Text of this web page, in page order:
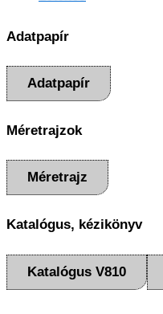
Adatpapír
Adatpapír
Méretrajzok
Méretrajz
Katalógus, kézikönyv
Katalógus V810